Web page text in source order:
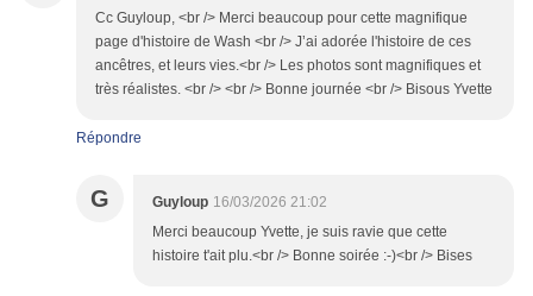
Cc Guyloup, <br /> Merci beaucoup pour cette magnifique
page d'histoire de Wash <br /> J’ai adorée l'histoire de ces
ancêtres, et leurs vies.<br /> Les photos sont magnifiques et
très réalistes. <br /> <br /> Bonne journée <br /> Bisous Yvette
Répondre
G Guyloup 16/03/2026 21:02
Merci beaucoup Yvette, je suis ravie que cette
histoire t'ait plu.<br /> Bonne soirée :-)<br /> Bises